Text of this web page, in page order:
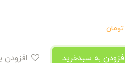
تومان